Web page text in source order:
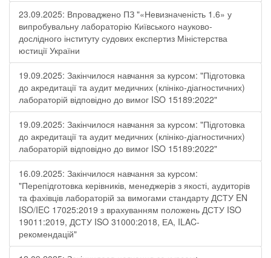
23.09.2025: Впроваджено ПЗ "«Невизначеність 1.6» у
випробувальну лабораторію Київського науково-
дослідного інституту судових експертиз Міністерства
юстиції України
19.09.2025: Закінчилося навчання за курсом: "Підготовка
до акредитації та аудит медичних (клініко-діагностичних)
лабораторій відповідно до вимог ISO 15189:2022"
19.09.2025: Закінчилося навчання за курсом: "Підготовка
до акредитації та аудит медичних (клініко-діагностичних)
лабораторій відповідно до вимог ISO 15189:2022"
16.09.2025: Закінчилося навчання за курсом:
"Перепідготовка керівників, менеджерів з якості, аудиторів
та фахівців лабораторій за вимогами стандарту ДСТУ EN
ISO/IEC 17025:2019 з врахуванням положень ДСТУ ISO
19011:2019, ДСТУ ISO 31000:2018, ЕА, ILAC-
рекомендацій"